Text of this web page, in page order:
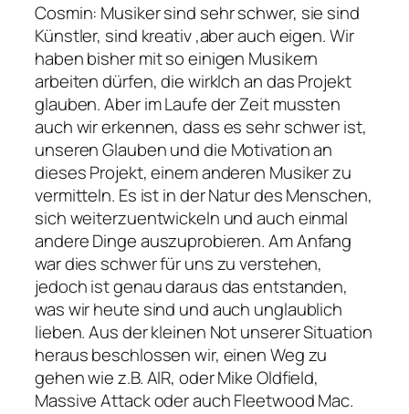
Cosmin: Musiker sind sehr schwer, sie sind
Künstler, sind kreativ ,aber auch eigen. Wir
haben bisher mit so einigen Musikern
arbeiten dürfen, die wirklch an das Projekt
glauben. Aber im Laufe der Zeit mussten
auch wir erkennen, dass es sehr schwer ist,
unseren Glauben und die Motivation an
dieses Projekt, einem anderen Musiker zu
vermitteln. Es ist in der Natur des Menschen,
sich weiterzuentwickeln und auch einmal
andere Dinge auszuprobieren. Am Anfang
war dies schwer für uns zu verstehen,
jedoch ist genau daraus das entstanden,
was wir heute sind und auch unglaublich
lieben. Aus der kleinen Not unserer Situation
heraus beschlossen wir, einen Weg zu
gehen wie z.B. AIR, oder Mike Oldfield,
Massive Attack oder auch Fleetwood Mac.